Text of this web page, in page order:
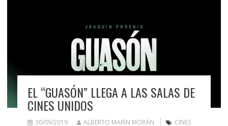
EL “GUASÓN” LLEGA A LAS SALAS DE
CINES UNIDOS
30/09/2019 ALBERTO MARÍN MORÁN
CINES